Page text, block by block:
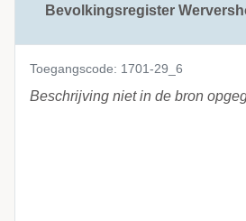
Bevolkingsregister
Toegangscode: 1701-29_6
Beschrijving niet in de bron